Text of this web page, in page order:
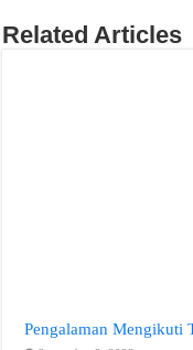
Related Articles
Pengalaman Mengikuti